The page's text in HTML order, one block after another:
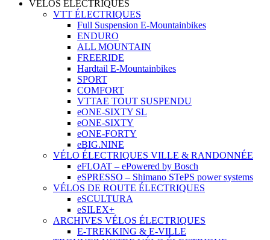
VÉLOS ÉLECTRIQUES
VTT ÉLECTRIQUES
Full Suspension E-Mountainbikes
ENDURO
ALL MOUNTAIN
FREERIDE
Hardtail E-Mountainbikes
SPORT
COMFORT
VTTAE TOUT SUSPENDU
eONE-SIXTY SL
eONE-SIXTY
eONE-FORTY
eBIG.NINE
VÉLO ÉLECTRIQUES VILLE & RANDONNÉE
eFLOAT – ePowered by Bosch
eSPRESSO – Shimano STePS power systems
VÉLOS DE ROUTE ÉLECTRIQUES
eSCULTURA
eSILEX+
ARCHIVES VÉLOS ÉLECTRIQUES
E-TREKKING & E-VILLE